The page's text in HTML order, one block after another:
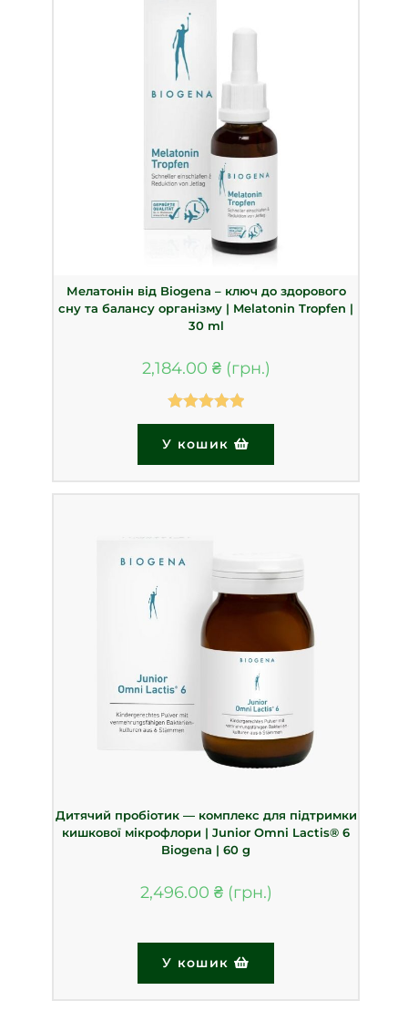
Мелатонін від Biogena – ключ до здорового
сну та балансу організму | Melatonin Tropfen |
30 ml
2,184.00 ₴
Оцінено в
5.00з 5
У кошик
Дитячий пробіотик — комплекс для підтримки
кишкової мікрофлори | Junior Omni Lactis® 6
Biogena | 60 g
2,496.00 ₴
У кошик